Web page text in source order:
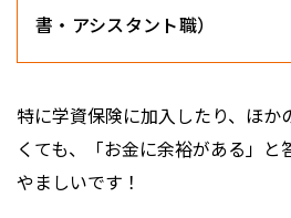
書・アシスタント職）
特に学資保険に加入したり、ほか
くても、「お金に余裕がある」
やましいです！